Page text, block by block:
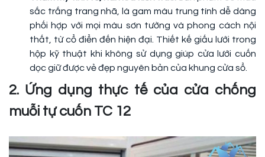
sắc trắng trang nhã, là gam màu trung tính dễ dàng
phối hợp với mọi màu sơn tường và phong cách nội
thất, từ cổ điển đến hiện đại. Thiết kế giấu lưới trong
hộp kỹ thuật khi không sử dụng giúp cửa lưới cuốn
dọc giữ được vẻ đẹp nguyên bản của khung cửa sổ.
2. Ứng dụng thực tế của cửa chống
muỗi tự cuốn TC 12